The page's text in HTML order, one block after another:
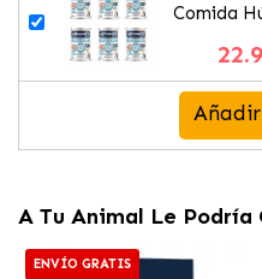
Comida
A Tu Animal Le Podría
ENVÍO GRATIS